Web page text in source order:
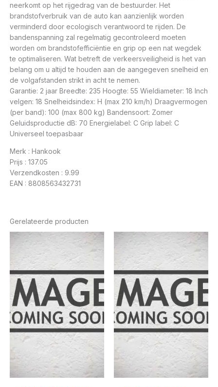
neerkomt op het rijgedrag van de bestuurder. Het
brandstofverbruik van de auto kan aanzienlijk worden
verminderd door ecologisch verantwoord te rijden. De
bandenspanning zal regelmatig gecontroleerd moeten
worden om brandstofefficiëntie en grip op een nat wegdek
te optimaliseren. Wat betreft de verkeersveiligheid is het van
belang om u altijd te houden aan de aangegeven snelheid en
de volgafstanden strikt in acht te nemen.
Garantie: 2 jaar Breedte: 235 Hoogte: 55 Wieldiameter: 18 Inch
velgen: 18 Snelheidsindex: H (max 210 km/h) Draagvermogen
(per band): 100 (max 800 kg) Bandensoort: Zomer
Geluidsproductie dB: 70 Energielabel: C Grip label: C
Universeel toepasbaar
Merk : Hankook
Prijs : 137.05
Verzendkosten : 9.99
EAN : 8808563432731
Gerelateerde producten